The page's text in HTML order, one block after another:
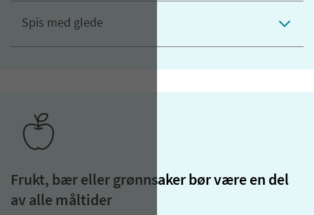
Spis med glede
Frukt, bær eller grønnsaker bør være en del
av alle måltider